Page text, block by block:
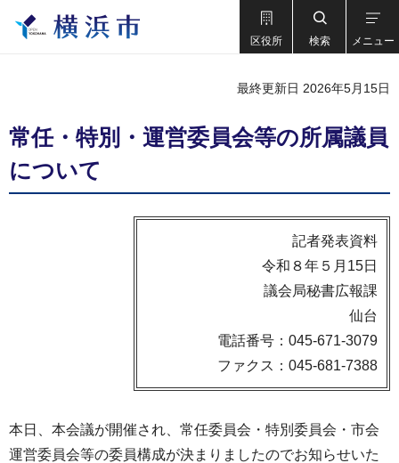
区役所 検索 メニュー
最終更新日 2026年5月15日
常任・特別・運営委員会等の所属議員
について
記者発表資料
令和８年５月15日
議会局秘書広報課
仙台
電話番号：045-671-3079
ファクス：045-681-7388
本日、本会議が開催され、常任委員会・特別委員会・市会
運営委員会等の委員構成が決まりましたのでお知らせいた